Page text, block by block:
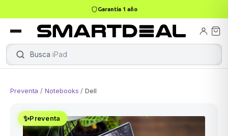
Garantía 1 año
Busca iPad
Preventa /Notebooks /Dell
✨Preventa